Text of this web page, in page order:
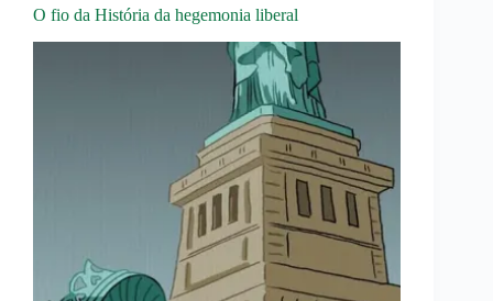
O fio da História da hegemonia liberal